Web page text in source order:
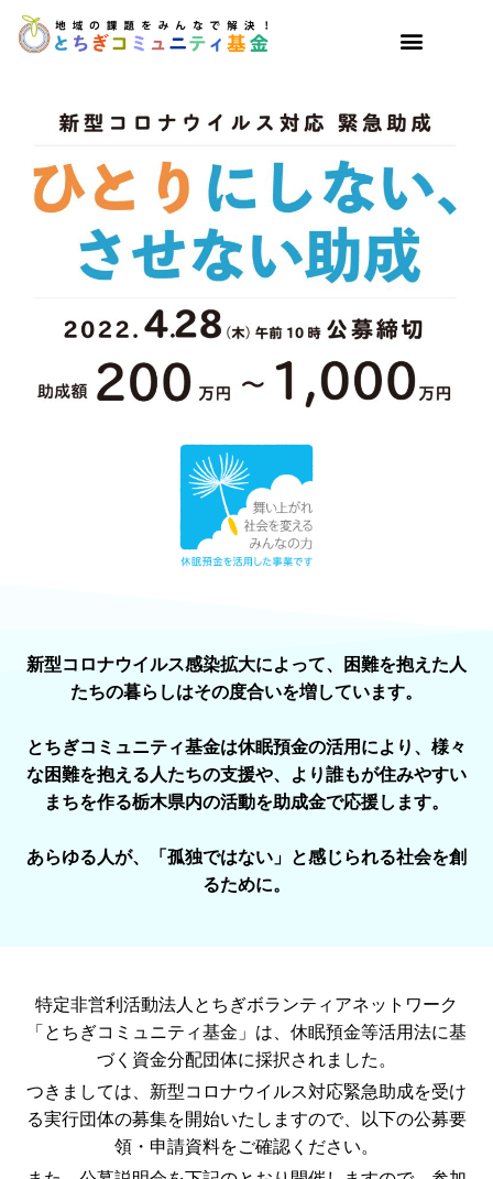
新型コロナウイルス感染拡大によって、困難を抱えた人
たちの暮らしはその度合いを増しています。
とちぎコミュニティ基金は休眠預金の活用により、様々
な困難を抱える人たちの支援や、より誰もが住みやすい
まちを作る栃木県内の活動を助成金で応援します。
あらゆる人が、「孤独ではない」と感じられる社会を創
るために。
特定非営利活動法人とちぎボランティアネットワーク
「とちぎコミュニティ基金」は、休眠預金等活用法に基
づく資金分配団体に採択されました。
つきましては、新型コロナウイルス対応緊急助成を受け
る実行団体の募集を開始いたしますので、以下の公募要
領・申請資料をご確認ください。